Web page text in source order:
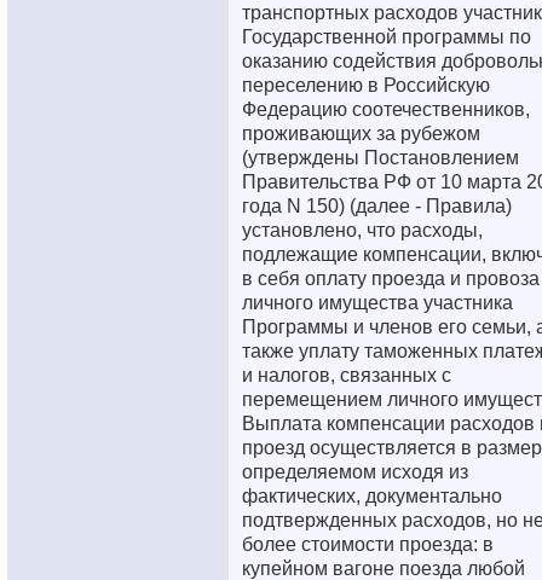
транспортных расходов
Государственной программы по
оказанию содействия
переселению в Российскую
Федерацию соотечественников,
проживающих за рубежом
(утверждены Постановлением
Правительства РФ от 10 марта
года N 150) (далее - Правила)
установлено, что расходы,
подлежащие компенсации,
в себя оплату проезда и провоза
личного имущества участника
Программы и членов его семьи,
также уплату таможенных
и налогов, связанных с
перемещением личного
Выплата компенсации расходов
проезд осуществляется в
определяемом исходя из
фактических, документально
подтвержденных расходов, но
более стоимости проезда: в
купейном вагоне поезда любой